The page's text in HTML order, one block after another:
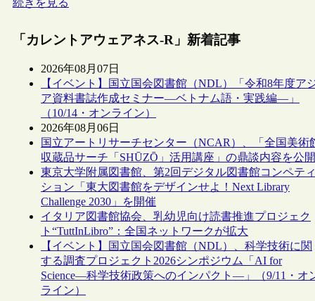
「カレントアウェアネス-R」新着記事
2026年08月07日
【イベント】国立国会図書館（NDL）「令和8年度ア
ア資料書誌作成セミナー―ベトナム語・実践編―」
（10/14・オンライン）
2026年08月06日
国立アートリサーチセンター（NCAR）、「全国美術
収蔵品サーチ「SHŪZŌ」活用講座」の鼎談内容を公開
東京大学附属図書館、第2回デジタル図書館コンペティ
ション「東大図書館をデザインせよ！Next Library
Challenge 2030」を開催
イタリア図書館協会、乳幼児向け読書推進プロジェク
ト“TuttInLibro”：全国ネットワークが拡大
【イベント】国立国会図書館（NDL）、科学技術に関
する調査プロジェクト2026シンポジウム「AI for
Science―科学技術政策へのインパクト―」（9/11・オ
ライン）